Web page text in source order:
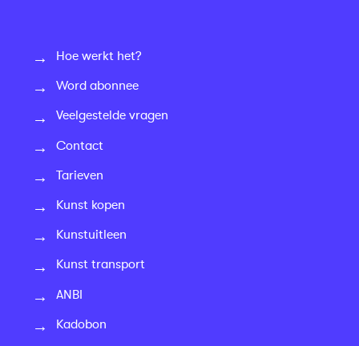
Hoe werkt het?
Word abonnee
Veelgestelde vragen
Contact
Tarieven
Kunst kopen
Kunstuitleen
Kunst transport
ANBI
Kadobon